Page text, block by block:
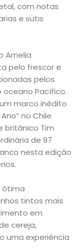
com notas
e sutis
Amelia
pelo frescor e
pelos
oceano Pacífico.
marco inédito
no Chile
britânico Tim
de 97
nesta edição
ótima
tintos mais
em
cereja,
uma experiência